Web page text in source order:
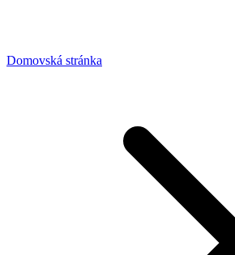
Domovská stránka